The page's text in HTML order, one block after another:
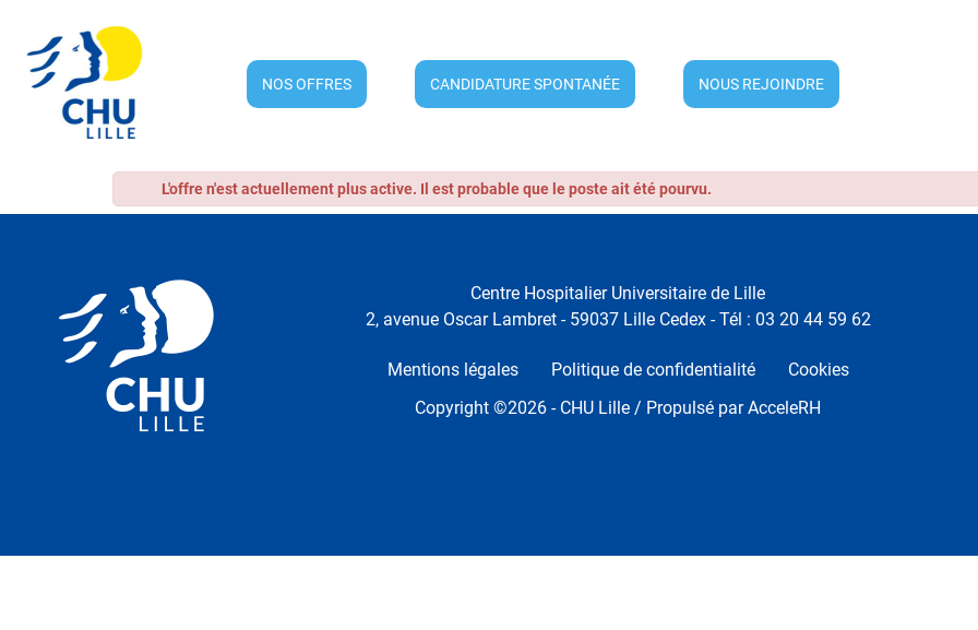
NOS OFFRES CANDIDATURE SPONTANÉE NOUS REJOINDRE
L'offre n'est actuellement plus active. Il est probable que le poste ait été pourvu.
Centre Hospitalier Universitaire de Lille
2, avenue Oscar Lambret - 59037 Lille Cedex - Tél : 03 20 44 59 62
Mentions légales Politique de confidentialité
Cookies
Copyright ©2026 - CHU Lille / Propulsé parAcceleRH